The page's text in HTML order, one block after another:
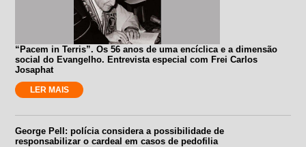
“Pacem in Terris”. Os 56 anos de uma encíclica e a dimensão
social do Evangelho. Entrevista especial com Frei Carlos
Josaphat
LER MAIS
George Pell: polícia considera a possibilidade de
responsabilizar o cardeal em casos de pedofilia